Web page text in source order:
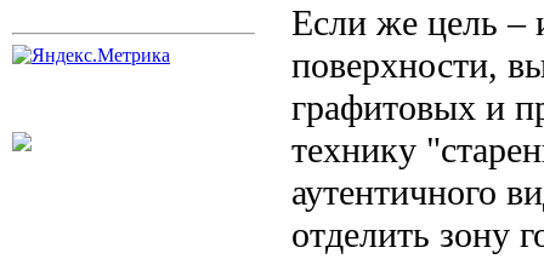
Если же цель –
поверхности,
графитовых и
технику
аутентичного
отделить зону